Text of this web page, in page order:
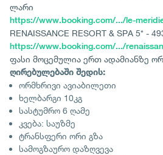
ლარი
https://www.booking.com/.../le-
RENAISSANCE RESORT & SPA 5* -
https://www.booking.com/.../
ფასი მოცემულია ერთ ადამიანზე
ღირებულებაში შედის:
ორმხრივი ავიაბილეთი
ხელბარგი 10კგ
სასტუმრო 6 ღამე
კვება: საუზმე
ტრანსფერი ორი გზა
სამოგზაურო დაზღვევა